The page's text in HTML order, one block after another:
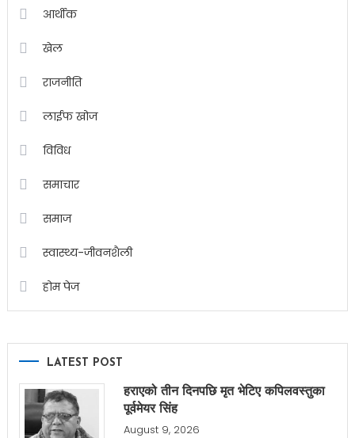
आर्थीक
खेल
राजनीति
लाईफ खोज
विविध
समाचार
समाज
स्वास्थ्य-जीवनशैली
होम पेज
LATEST POST
हराएको तीन दिनपछि मृत भेटिए कपिलवस्तुका
पूर्वमेयर सिंह
August 9, 2026